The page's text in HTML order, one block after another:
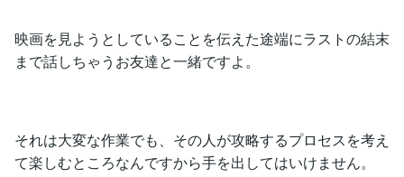
映画を見ようとしていることを伝えた途端にラストの結末
まで話しちゃうお友達と一緒ですよ。
それは大変な作業でも、その人が攻略するプロセスを考え
て楽しむところなんですから手を出してはいけません。